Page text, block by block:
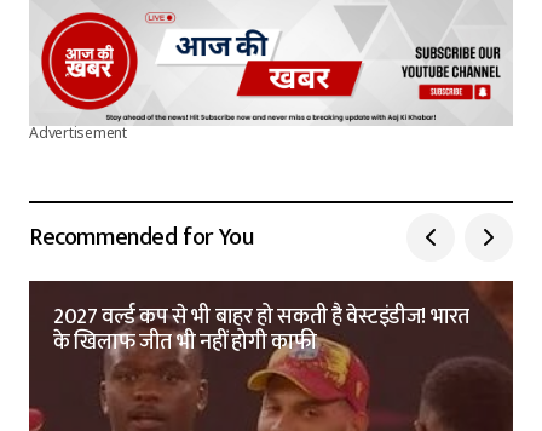
Advertisement
Recommended for You
2027 वर्ल्ड कप से भी बाहर हो सकती है वेस्टइंडीज! भारत
के खिलाफ जीत भी नहीं होगी काफी